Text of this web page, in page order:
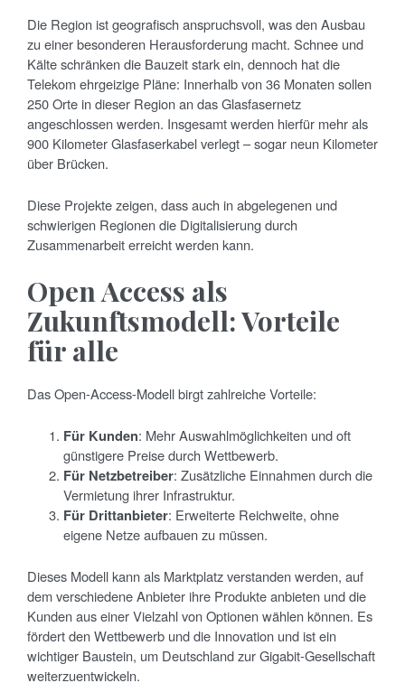
Die Region ist geografisch anspruchsvoll, was den Ausbau
zu einer besonderen Herausforderung macht. Schnee und
Kälte schränken die Bauzeit stark ein, dennoch hat die
Telekom ehrgeizige Pläne: Innerhalb von 36 Monaten sollen
250 Orte in dieser Region an das Glasfasernetz
angeschlossen werden. Insgesamt werden hierfür mehr als
900 Kilometer Glasfaserkabel verlegt – sogar neun Kilometer
über Brücken.
Diese Projekte zeigen, dass auch in abgelegenen und
schwierigen Regionen die Digitalisierung durch
Zusammenarbeit erreicht werden kann.
Open Access als
Zukunftsmodell: Vorteile
für alle
Das Open-Access-Modell birgt zahlreiche Vorteile:
Für Kunden: Mehr Auswahlmöglichkeiten und oft
günstigere Preise durch Wettbewerb.
Für Netzbetreiber: Zusätzliche Einnahmen durch die
Vermietung ihrer Infrastruktur.
Für Drittanbieter: Erweiterte Reichweite, ohne
eigene Netze aufbauen zu müssen.
Dieses Modell kann als Marktplatz verstanden werden, auf
dem verschiedene Anbieter ihre Produkte anbieten und die
Kunden aus einer Vielzahl von Optionen wählen können. Es
fördert den Wettbewerb und die Innovation und ist ein
wichtiger Baustein, um Deutschland zur Gigabit-Gesellschaft
weiterzuentwickeln.